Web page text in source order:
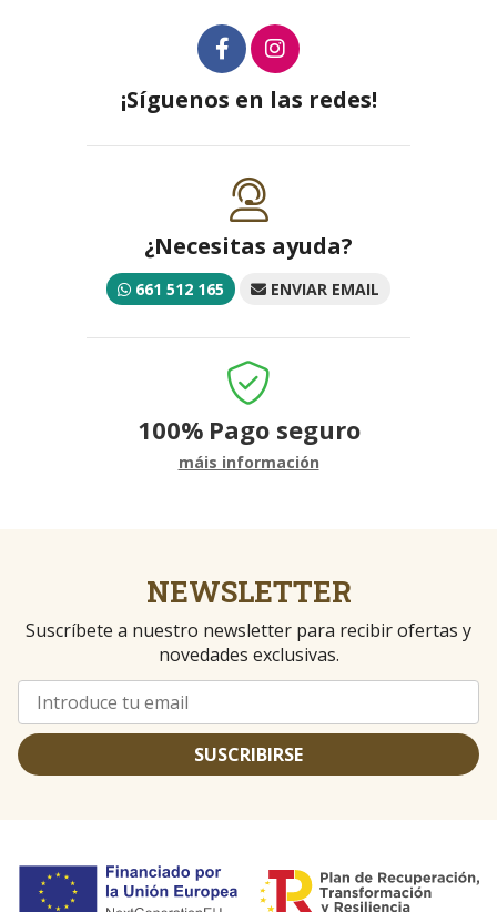
¡Síguenos en las redes!
¿Necesitas ayuda?
661 512 165 ENVIAR EMAIL
100% Pago seguro
máis información
NEWSLETTER
Suscríbete a nuestro newsletter para recibir ofertas y
novedades exclusivas.
SUSCRIBIRSE